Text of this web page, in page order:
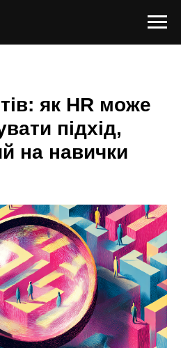
як HR може
підхід,
на навички